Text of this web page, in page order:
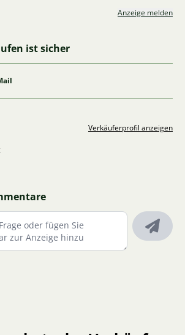
Anzeige melden
ist sicher
Verkäuferprofil anzeigen